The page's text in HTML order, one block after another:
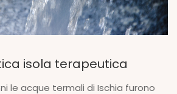
isola terapeutica
le acque termali di Ischia furono